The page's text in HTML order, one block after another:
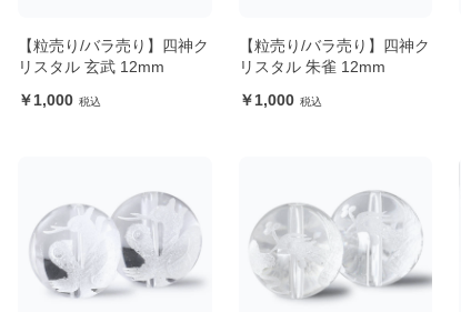
【粒売り/バラ売り】四神ク
リスタル 玄武 12mm
1,000
【粒売り/バラ売り】四神ク
リスタル 朱雀 12mm
1,000